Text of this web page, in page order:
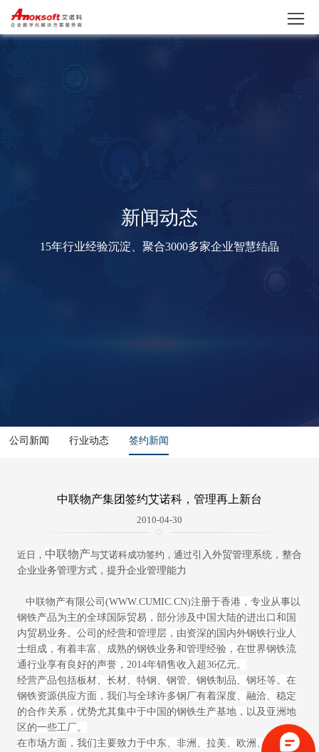
新闻动态
15年行业经验沉淀、聚合3000多家企业智慧结晶
公司新闻 行业动态 签约新闻
中联物产集团签约艾诺科，管理再上新台
2010-04-30
近日， 中联物产与艾诺科成功签约，通过引入外贸管理系统，整合
企业业务管理方式，提升企业管理能力
中联物产有限公司(WWW.CUMIC.CN)注册于香港，专业从事以
钢铁产品为主的全球国际贸易，部分涉及中国大陆的进出口和国
内贸易业务。公司的经营和管理层，由资深的国内外钢铁行业人
士组成，有着丰富、成熟的钢铁业务和管理经验，在世界钢铁流
通行业享有良好的声誉，2014年销售收入超36亿元。
经营产品包括板材、长材、特钢、钢管、钢铁制品、钢坯等。在
钢铁资源供应方面，我们与全球许多钢厂有着深度、融洽、稳定
的合作关系，优势尤其集中于中国的钢铁生产基地，以及亚洲地
区的一些工厂。
在市场方面，我们主要致力于中东、非洲、拉美、欧洲、东南亚